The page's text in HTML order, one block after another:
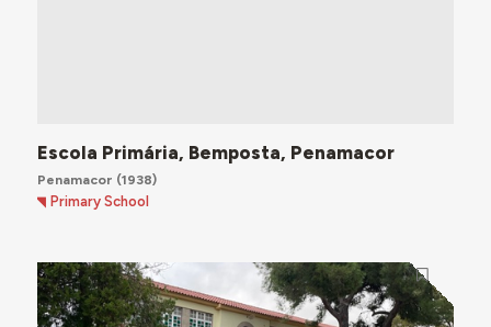
Escola Primária, Bemposta, Penamacor
Penamacor (1938)
Primary School